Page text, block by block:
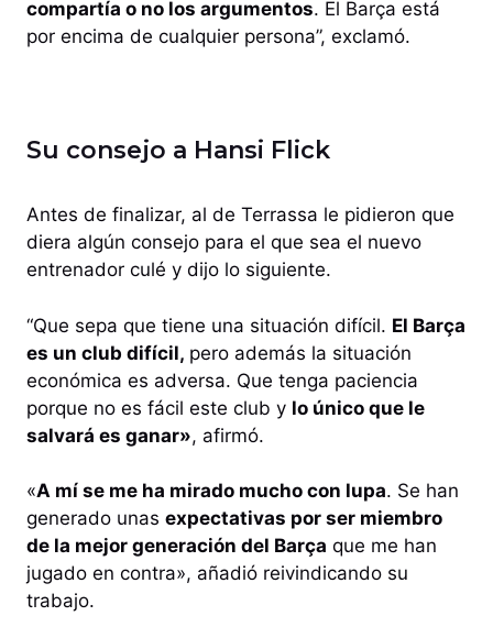
compartía o no los argumentos. El Barça está
por encima de cualquier persona”, exclamó.
Su consejo a Hansi Flick
Antes de finalizar, al de Terrassa le pidieron que
diera algún consejo para el que sea el nuevo
entrenador culé y dijo lo siguiente.
“Que sepa que tiene una situación difícil. El Barça
es un club difícil, pero además la situación
económica es adversa. Que tenga paciencia
porque no es fácil este club y lo único que le
salvará es ganar», afirmó.
«A mí se me ha mirado mucho con lupa. Se han
generado unas expectativas por ser miembro
de la mejor generación del Barça que me han
jugado en contra», añadió reivindicando su
trabajo.